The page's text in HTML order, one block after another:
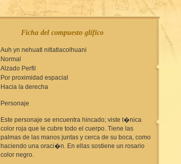
Ficha del compuesto glífico
Auh yn nehuatl nitlatlacolhuani
Normal
Alzado Perfil
Por proximidad espacial
Hacia la derecha
Personaje
Este personaje se encuentra hincado; viste t�nica
color roja que le cubre todo el cuerpo. Tiene las
palmas de las manos juntas y cerca de su boca, como
haciendo una oraci�n. En ellas sostiene un rosario
color negro.